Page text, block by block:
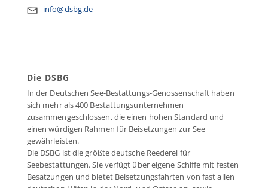
info@dsbg.de
Die DSBG
In der Deutschen See-Bestattungs-Genossenschaft haben
sich mehr als 400 Bestattungsunternehmen
zusammengeschlossen, die einen hohen Standard und
einen würdigen Rahmen für Beisetzungen zur See
gewährleisten.
Die DSBG ist die größte deutsche Reederei für
Seebestattungen. Sie verfügt über eigene Schiffe mit festen
Besatzungen und bietet Beisetzungsfahrten von fast allen